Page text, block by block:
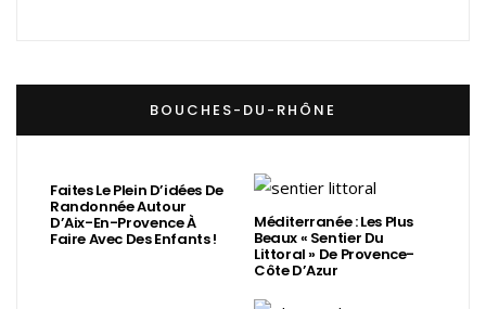
BOUCHES-DU-RHÔNE
Faites Le Plein D’idées De
Randonnée Autour
D’Aix-En-Provence À
Faire Avec Des Enfants !
Méditerranée : Les Plus
Beaux « Sentier Du
Littoral » De Provence-
Côte D’Azur